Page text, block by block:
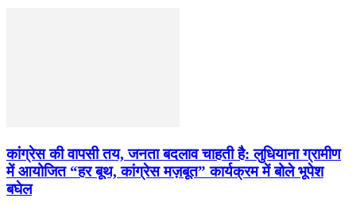
कांग्रेस की वापसी तय, जनता बदलाव चाहती है: लुधियाना ग्रामीण
में आयोजित “हर बूथ, कांग्रेस मज़बूत” कार्यक्रम में बोले भूपेश
बघेल